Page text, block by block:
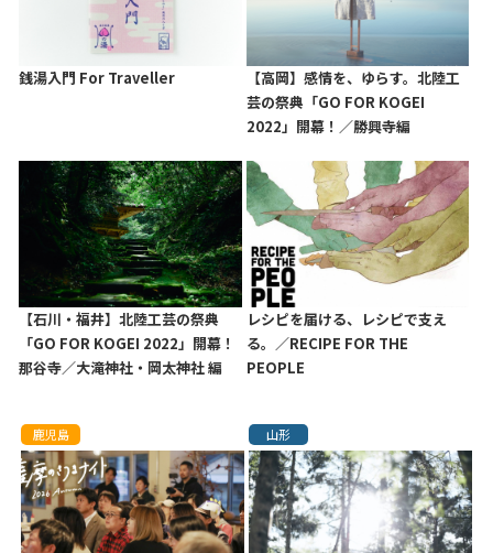
銭湯入門 For Traveller
【高岡】感情を、ゆらす。北陸工
芸の祭典「GO FOR KOGEI
2022」開幕！／勝興寺編
【石川・福井】北陸工芸の祭典
「GO FOR KOGEI 2022」開幕！
那谷寺／大滝神社・岡太神社 編
レシピを届ける、レシピで支え
る。／RECIPE FOR THE
PEOPLE
鹿児島 山形